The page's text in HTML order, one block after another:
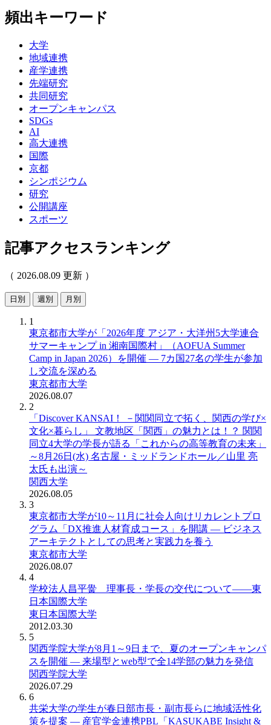
頻出キーワード
大学
地域連携
産学連携
先端研究
共同研究
オープンキャンパス
SDGs
AI
高大連携
国際
京都
シンポジウム
研究
公開講座
スポーツ
記事アクセスランキング
（ 2026.08.09 更新 ）
日別 週別 月別
1
東京都市大学が「2026年度 アジア・大洋州5大学連合
サマーキャンプ in 湘南国際村」（AOFUA Summer
Camp in Japan 2026）を開催 ― 7カ国27名の学生が参加
し交流を深める
東京都市大学
2026.08.07
2
「Discover KANSAI！ －関関同立で拓く、関西の学び×
文化×暮らし」 文教地区「関西」の魅力とは！？ 関関
同立4大学の学長が語る「これからの高等教育の未来」
～8月26日(水) 名古屋・ミッドランドホール／山里 亮
太氏も出演～
関西大学
2026.08.05
3
東京都市大学が10～11月に社会人向けリカレントプロ
グラム「DX推進人材育成コース」を開講 ― ビジネス
アーキテクトとしての思考と実践力を養う
東京都市大学
2026.08.07
4
学校法人昌平黌 理事長・学長の交代について――東
日本国際大学
東日本国際大学
2012.03.30
5
関西学院大学が8月1～9日まで、夏のオープンキャンパ
スを開催 ― 来場型とweb型で全14学部の魅力を発信
関西学院大学
2026.07.29
6
共栄大学の学生が春日部市長・副市長らに地域活性化
策を提案 ― 産官学金連携PBL「KASUKABE Insight &